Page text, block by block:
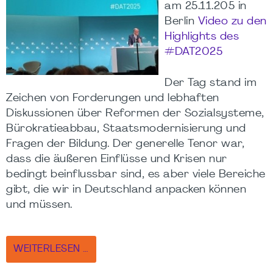
am 25.11.205 in
Berlin Video zu den
Highlights des
#DAT2025
Der Tag stand im
Zeichen von Forderungen und lebhaften
Diskussionen über Reformen der Sozialsysteme,
Bürokratieabbau, Staatsmodernisierung und
Fragen der Bildung. Der generelle Tenor war,
dass die äußeren Einflüsse und Krisen nur
bedingt beinflussbar sind, es aber viele Bereiche
gibt, die wir in Deutschland anpacken können
und müssen.
WEITERLESEN …